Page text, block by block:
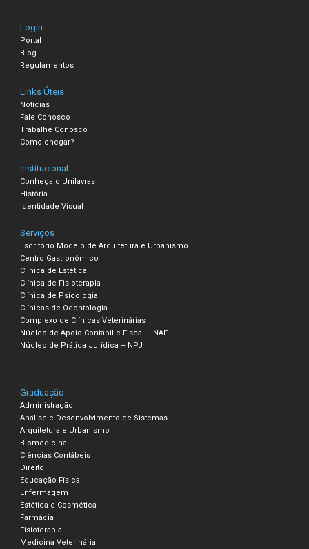
Login
Portal
Blog
Regulamentos
Links Úteis
Notícias
Fale Conosco
Trabalhe Conosco
Como chegar?
Institucional
Conheça o Unilavras
História
Identidade Visual
Serviços
Escritório Modelo de Arquitetura e Urbanismo
Centro Gastronômico
Clínica de Estética
Clínica de Fisioterapia
Clínica de Psicologia
Clínicas de Odontologia
Complexo de Clínicas Veterinárias
Núcleo de Apoio Contábil e Fiscal – NAF
Núcleo de Prática Jurídica – NPJ
Graduação
Administração
Análise e Desenvolvimento de Sistemas
Arquitetura e Urbanismo
Biomedicina
Ciências Contábeis
Direito
Educação Física
Enfermagem
Estética e Cosmética
Farmácia
Fisioterapia
Medicina Veterinária